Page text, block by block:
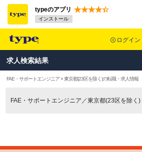
typeのアプリ
インストール
ログイン
求人検索結果
FAE・サポートエンジニア × 東京都(23区を除く)の転職・求人情報
FAE・サポートエンジニア／東京都(23区を除く)